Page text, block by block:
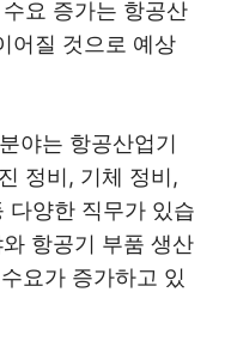
요 증가는 항공산
어질 것으로 예상
야는 항공산업기
정비, 기체 정비,
다양한 직무가 있습
항공기 부품 생산
요가 증가하고 있